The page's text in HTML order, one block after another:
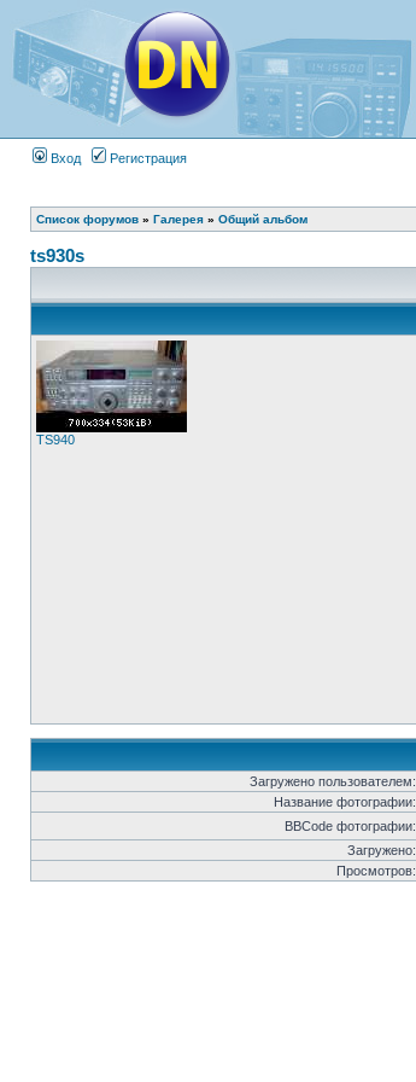
Вход Регистрация
Список форумов » Галерея » Общий альбом
ts930s
TS940
Загружено пользователем:
Название фотографии:
BBCode фотографии:
Загружено:
Просмотров: